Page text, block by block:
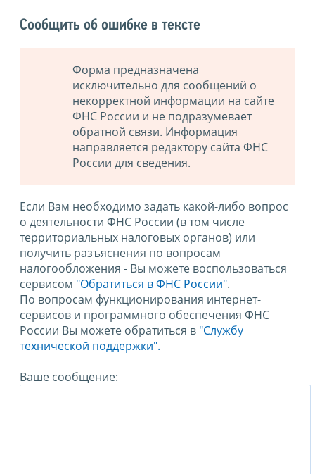
Сообщить об ошибке в тексте
Форма предназначена
исключительно для сообщений о
некорректной информации на сайте
ФНС России и не подразумевает
обратной связи. Информация
направляется редактору сайта ФНС
России для сведения.
Если Вам необходимо задать какой-либо вопрос
о деятельности ФНС России (в том числе
территориальных налоговых органов) или
получить разъяснения по вопросам
налогообложения - Вы можете воспользоваться
сервисом "Обратиться в ФНС России".
По вопросам функционирования интернет-
сервисов и программного обеспечения ФНС
России Вы можете обратиться в "Службу
технической поддержки".
Ваше сообщение: